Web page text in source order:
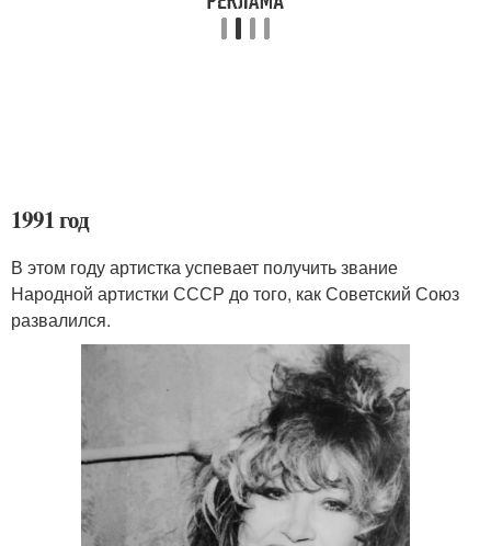
1991 год
В этом году артистка успевает получить звание
Народной артистки СССР до того, как Советский Союз
развалился.